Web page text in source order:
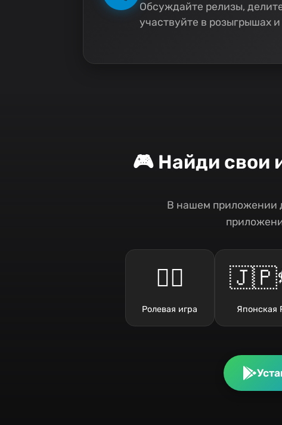
Обсуждайте релизы,
участвуйте в розыгрышах
🎮 Найди свои
В нашем приложении
🧙‍♂️
Ролевая игра Японская